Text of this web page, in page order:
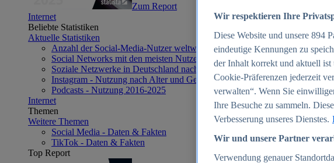
Zum Report
Internet
Beliebte Statistiken
Aktuelle Statistiken
Anzahl der Social-Media-Nutzer weltweit 2012-2025
Social Networks mit den meisten Nutzern weltweit 2025
Soziale Netzwerke in Deutschland nach Generationen 2025
Instagram - Nutzung nach Alter und Geschlecht in Deutschland 2025
Podcasts - Nutzung 2016-2025
Internet
Themen
Weitere Themen
Social Media - Daten & Fakten
TikTok - Daten & Fakten
Top Report
Wir respektieren Ihre
Diese Website und unsere 894
eindeutige Kennungen zu
der Inhalt korrekt und aktuell
Cookie-Präferenzen jederzeit
verwalten“. Wenn Sie
Ihre Besuche zu sammeln.
Verbesserung unseres Dienstes.
Wir und unsere Partner
Verwendung genauer